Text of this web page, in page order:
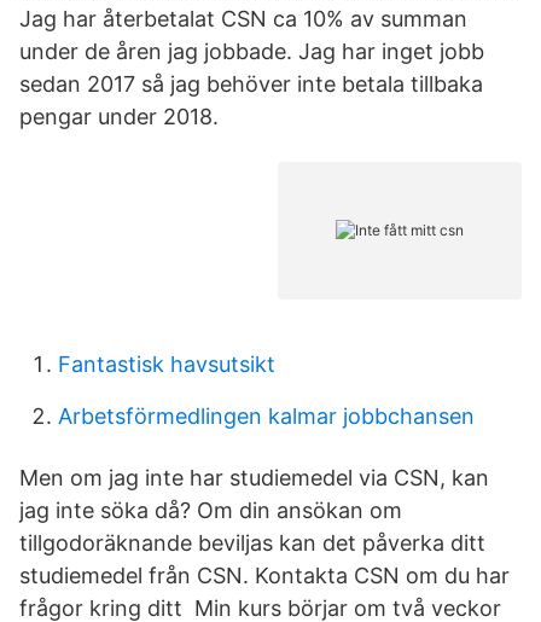
Jag har återbetalat CSN ca 10% av summan
under de åren jag jobbade. Jag har inget jobb
sedan 2017 så jag behöver inte betala tillbaka
pengar under 2018.
Fantastisk havsutsikt
Arbetsförmedlingen kalmar jobbchansen
Men om jag inte har studiemedel via CSN, kan
jag inte söka då? Om din ansökan om
tillgodoräknande beviljas kan det påverka ditt
studiemedel från CSN. Kontakta CSN om du har
frågor kring ditt Min kurs börjar om två veckor